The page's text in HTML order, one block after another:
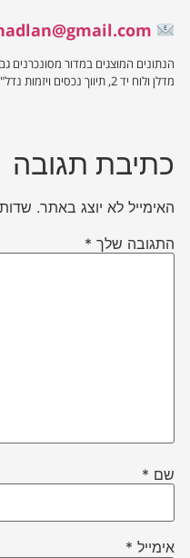
מדלן ולוח יד 2, תיווך נכסים ויזמות נדל"ן-G ונכונים לרבעון הראשון של 2026
כתיבת תגובה
האימייל לא יוצג באתר.
התגובה שלך *
שם *
אימייל *